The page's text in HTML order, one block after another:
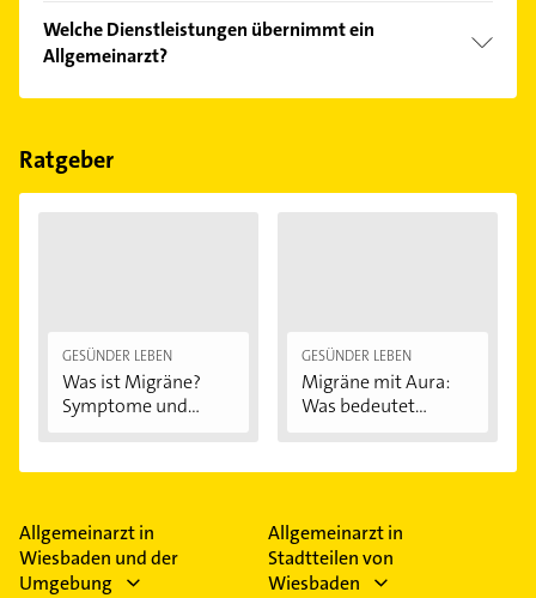
Bitte beachten Sie, dass diese an Sonn- und
Feiertagen abweichen können.
Welche Dienstleistungen übernimmt ein
Allgemeinarzt?
Folgende Leistungen werden angeboten:
Ratgeber
GESÜNDER LEBEN
Was ist Migräne?
Symptome und...
GESÜNDER LEBEN
Migräne mit Aura:
Was bedeutet...
Allgemeinarzt in
Wiesbaden und der
Umgebung
Allgemeinarzt in
Stadtteilen von
Wiesbaden